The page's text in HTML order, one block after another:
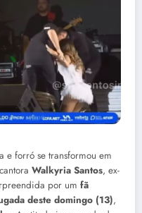
e forró se transformou em
Walkyria Santos, ex-
por um fã
deste domingo (13),